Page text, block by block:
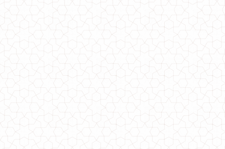
Жіноче стильне плаття з чорним фатином
770.00грн.